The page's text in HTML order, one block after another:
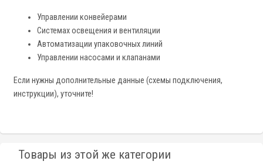
Управлении конвейерами
Системах освещения и вентиляции
Автоматизации упаковочных линий
Управлении насосами и клапанами
Если нужны дополнительные данные (схемы подключения,
инструкции), уточните!
Товары из этой же категории